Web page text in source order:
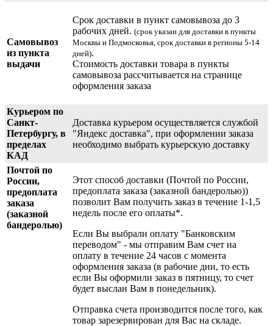
Самовывоз
из пункта
выдачи
Срок доставки в пункт самовывоза до 3
рабочих дней. (срок указан для доставки в пункты
Москвы и Подмосковья, срок доставки в регионы 5-14
дней).
Стоимость доставки товара в пункты
самовывоза рассчитывается на странице
оформления заказа
Курьером по
Санкт-
Петербургу, в
пределах
КАД
Доставка курьером осуществляется службой
"Яндекс доставка", при оформлении заказа
необходимо выбрать курьерскую доставку
Почтой по
России,
предоплата
заказа
(заказной
бандеролью)
Этот способ доставки (Почтой по России,
предоплата заказа (заказной бандеролью))
позволит Вам получить заказ в течение 1-1,5
недель после его оплаты*.
Если Вы выбрали оплату "Банковским
переводом" - мы отправим Вам счет на
оплату в течение 24 часов с момента
оформления заказа (в рабочие дни, то есть
если Вы оформили заказ в пятницу, то счет
будет выслан Вам в понедельник).
Отправка счета производится после того, как
товар зарезервирован для Вас на складе.